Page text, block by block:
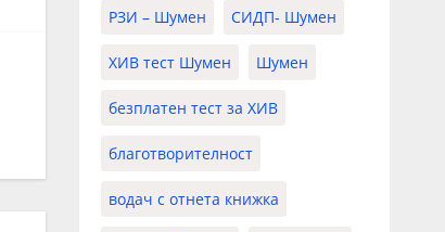
РЗИ – Шумен СИДП- Шумен
ХИВ тест Шумен Шумен
безплатен тест за ХИВ
благотворителност
водач с отнета книжка